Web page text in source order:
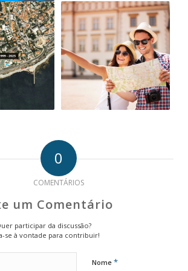
0
COMENTÁRIOS
um Comentário
participar da discussão?
se à vontade para contribuir!
Nome *